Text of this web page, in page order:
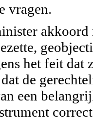
vragen.
het feit dat
de
een